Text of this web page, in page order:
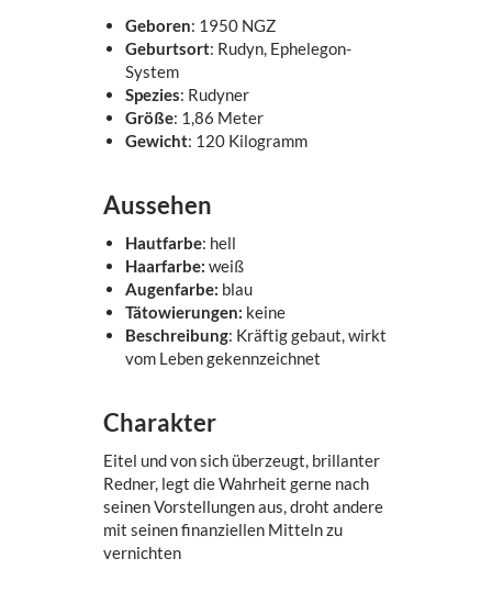
Geboren: 1950 NGZ
Geburtsort: Rudyn, Ephelegon-
System
Spezies: Rudyner
Größe: 1,86 Meter
Gewicht: 120 Kilogramm
Aussehen
Hautfarbe: hell
Haarfarbe: weiß
Augenfarbe: blau
Tätowierungen: keine
Beschreibung: Kräftig gebaut, wirkt
vom Leben gekennzeichnet
Charakter
Eitel und von sich überzeugt, brillanter
Redner, legt die Wahrheit gerne nach
seinen Vorstellungen aus, droht andere
mit seinen finanziellen Mitteln zu
vernichten